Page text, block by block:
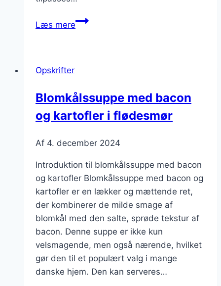
Læs mereBlomkålssuppe
Opskrifter
Blomkålssuppe med bacon
og kartofler i flødesmør
Af 4. december 2024
Introduktion til blomkålssuppe med bacon
og kartofler Blomkålssuppe med bacon og
kartofler er en lækker og mættende ret,
der kombinerer de milde smage af
blomkål med den salte, sprøde tekstur af
bacon. Denne suppe er ikke kun
velsmagende, men også nærende, hvilket
gør den til et populært valg i mange
danske hjem. Den kan serveres…